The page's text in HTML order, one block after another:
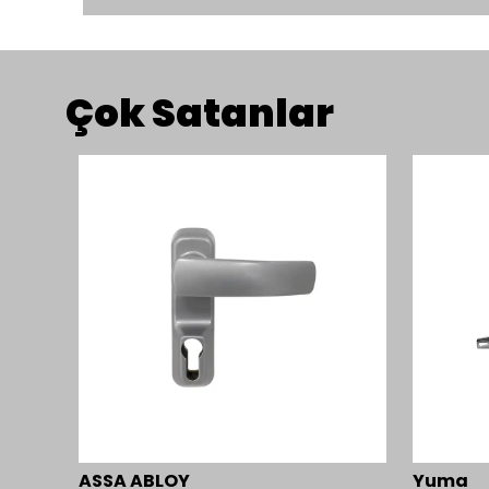
Çok Satanlar
ASSA ABLOY Yuma